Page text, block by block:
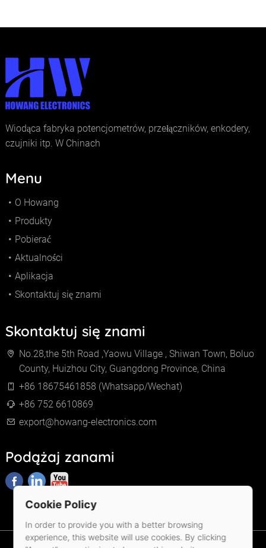
Wiodąca fabryka potencjometrów, przełączników, enkodery,
czujniki itp. W Chinach
Menu
O Howang
Produkty
Pobierać
Aktualności
Aplikacja
Skontaktuj się znami
Skontaktuj się znami
No.28,the 5th Road ,Yaowu Village , Shiwan Town, Boluo
County, Huizhou City, Guangdong Province, China
+86 18675461858 (Whatsapp/Wechat)
+86 752 6610869
export@howang-electronics.com
Podążaj zanami
Cookie Policy
In order to provide you with a better browsing
experience, this website will use cookies. By clicking